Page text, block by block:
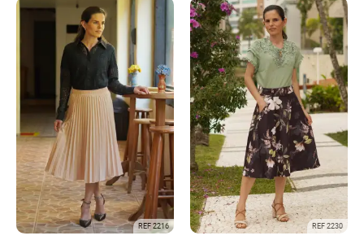
REF 2216 REF 2230